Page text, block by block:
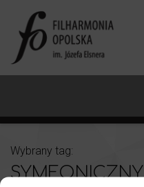
Wybrany tag:
SYMFONICZNY